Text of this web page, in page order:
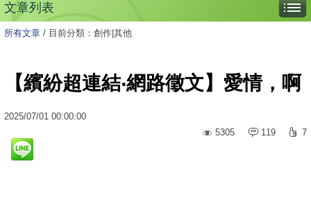
文章列表
所有文章 / 目前分類：創作|其他
【繽紛超連結‧網路徵文】愛情，啊
2025/07/01 00:00:00
5305
119 7